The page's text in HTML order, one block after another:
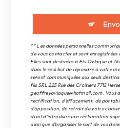
** Les données personnelles
de vous contacter et sont enregistrées
Elles sont destinées à Ets Ovlaque et
dans le seul but de répondre à votre
seront communiquées aux seuls
fils SRL 225 Rue des Croisiers 7712
geoffreyovlaque@hotmail.com. Vous
rectification, d’effacement, de
d’opposition, de retrait de votre
droit d’introduire une réclamation
ainsi que d’organiser le sort de vos